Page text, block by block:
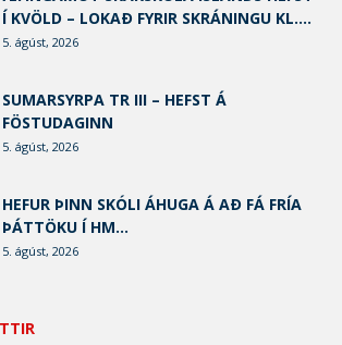
Í KVÖLD – LOKAÐ FYRIR SKRÁNINGU KL....
5. ágúst, 2026
SUMARSYRPA TR III – HEFST Á
FÖSTUDAGINN
5. ágúst, 2026
HEFUR ÞINN SKÓLI ÁHUGA Á AÐ FÁ FRÍA
ÞÁTTÖKU Í HM...
5. ágúst, 2026